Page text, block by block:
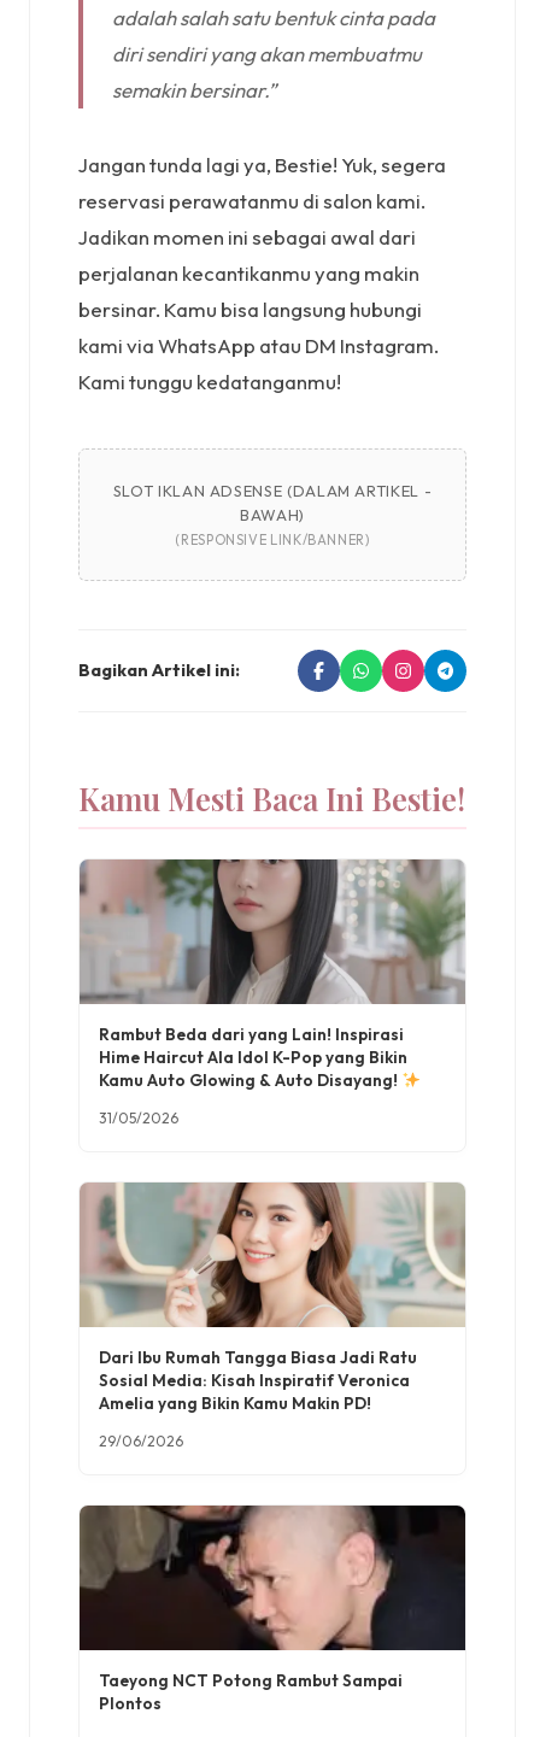
adalah salah satu bentuk cinta pada
diri sendiri yang akan membuatmu
semakin bersinar.”
Jangan tunda lagi ya, Bestie! Yuk, segera
reservasi perawatanmu di salon kami.
Jadikan momen ini sebagai awal dari
perjalanan kecantikanmu yang makin
bersinar. Kamu bisa langsung hubungi
kami via WhatsApp atau DM Instagram.
Kami tunggu kedatanganmu!
SLOT IKLAN ADSENSE (DALAM ARTIKEL -
BAWAH)
(RESPONSIVE LINK/BANNER)
Bagikan Artikel ini:
Kamu Mesti Baca Ini Bestie!
Rambut Beda dari yang Lain! Inspirasi
Hime Haircut Ala Idol K-Pop yang Bikin
Kamu Auto Glowing & Auto Disayang!
31/05/2026
Dari Ibu Rumah Tangga Biasa Jadi Ratu
Sosial Media: Kisah Inspiratif Veronica
Amelia yang Bikin Kamu Makin PD!
29/06/2026
Taeyong NCT Potong Rambut Sampai
Plontos